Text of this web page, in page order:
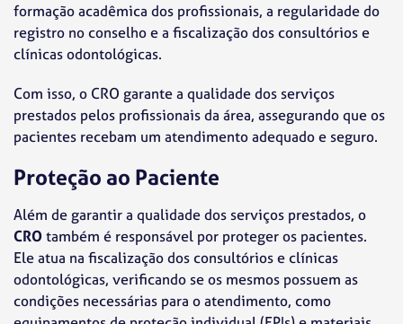
formação acadêmica dos profissionais, a regularidade do
registro no conselho e a fiscalização dos consultórios e
clínicas odontológicas.
Com isso, o CRO garante a qualidade dos serviços
prestados pelos profissionais da área, assegurando que os
pacientes recebam um atendimento adequado e seguro.
Proteção ao Paciente
Além de garantir a qualidade dos serviços prestados, o
CROtambém é responsável por proteger os pacientes.
Ele atua na fiscalização dos consultórios e clínicas
odontológicas, verificando se os mesmos possuem as
condições necessárias para o atendimento, como